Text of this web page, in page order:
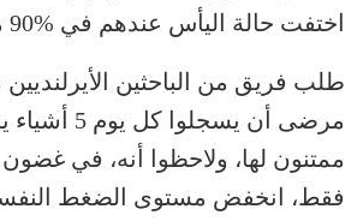
اختفت حالة اليأس عندهم في %90 من الحالات !
طلب فريق من الباحثين
مرضى أن
ممتنون لها، ولاحظوا أنه، في غضون
فقط، انخفض مستوى الضغط